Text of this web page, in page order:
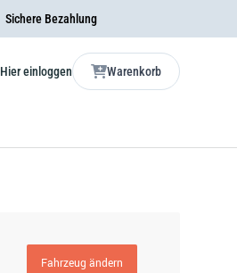
Sichere Bezahlung
Hier einloggen Warenkorb
Fahrzeug ändern